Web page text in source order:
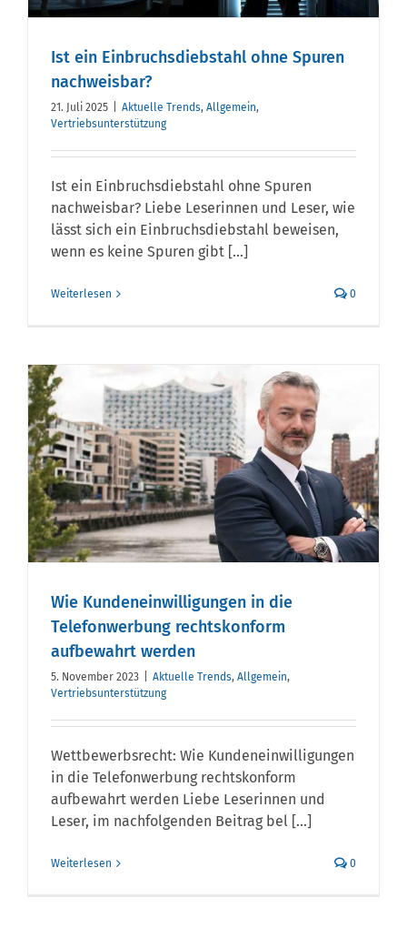
Ist ein Einbruchsdiebstahl ohne Spuren
nachweisbar?
21. Juli 2025 Aktuelle Trends, Allgemein,
Vertriebsunterstützung
Ist ein Einbruchsdiebstahl ohne Spuren
nachweisbar? Liebe Leserinnen und Leser, wie
lässt sich ein Einbruchsdiebstahl beweisen,
wenn es keine Spuren gibt [...]
Weiterlesen 0
Wie Kundeneinwilligungen in die
Telefonwerbung rechtskonform
aufbewahrt werden
5. November 2023 Aktuelle Trends, Allgemein,
Vertriebsunterstützung
Wettbewerbsrecht: Wie Kundeneinwilligungen
in die Telefonwerbung rechtskonform
aufbewahrt werden Liebe Leserinnen und
Leser, im nachfolgenden Beitrag bel [...]
Weiterlesen 0